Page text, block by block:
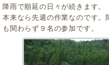
降雨で順延の日々が続きます。
本来なら先週の作業なのです。
も関わらず９名の参加です。